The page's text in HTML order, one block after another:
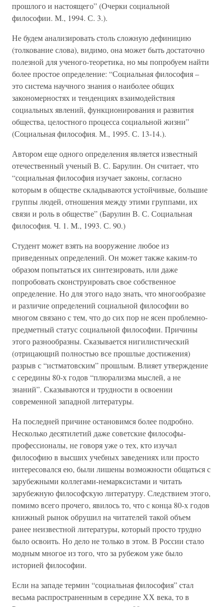
прошлого и настоящего” (Очерки социальной
философии. М., 1994. С. 3.).
Не будем анализировать столь сложную дефиницию
(толкование слова), видимо, она может быть достаточно
полезной для ученого-теоретика, но мы попробуем найти
более простое определение: “Социальная философия –
это система научного знания о наиболее общих
закономерностях и тенденциях взаимодействия
социальных явлений, функционирования и развития
общества, целостного процесса социальной жизни”
(Социальная философия. М., 1995. С. 13-14.).
Автором еще одного определения является известный
отечественный ученый В. С. Барулин. Он считает, что
“социальная философия изучает законы, согласно
которым в обществе складываются устойчивые, большие
группы людей, отношения между этими группами, их
связи и роль в обществе” (Барулин В. С. Социальная
философия. Ч. 1. М., 1993. С. 90.)
Студент может взять на вооружение любое из
приведенных определений. Он может также каким-то
образом попытаться их синтезировать, или даже
попробовать сконструировать свое собственное
определение. Но для этого надо знать, что многообразие
и различие определений социальной философии во
многом связано с тем, что до сих пор не ясен проблемно-
предметный статус социальной философии. Причины
этого разнообразны. Сказывается нигилистический
(отрицающий полностью все прошлые достижения)
разрыв с “истматовским” прошлым. Влияет утверждение
с середины 80-х годов “плюрализма мыслей, а не
знаний”. Сказываются и трудности в освоении
современной западной литературы.
На последней причине остановимся более подробно.
Несколько десятилетий даже советские философы-
профессионалы, не говоря уже о тех, кто изучал
философию в высших учебных заведениях или просто
интересовался ею, были лишены возможности общаться с
зарубежными коллегами-немарксистами и читать
зарубежную философскую литературу. Следствием этого,
помимо всего прочего, явилось то, что с конца 80-х годов
книжный рынок обрушил на читателей такой объем
ранее неизвестной литературы, который просто трудно
было освоить. Но дело не только в этом. В России стало
модным многое из того, что за рубежом уже было
историей философии.
Если на западе термин “социальная философия” стал
весьма распространенным в середине ХХ века, то в